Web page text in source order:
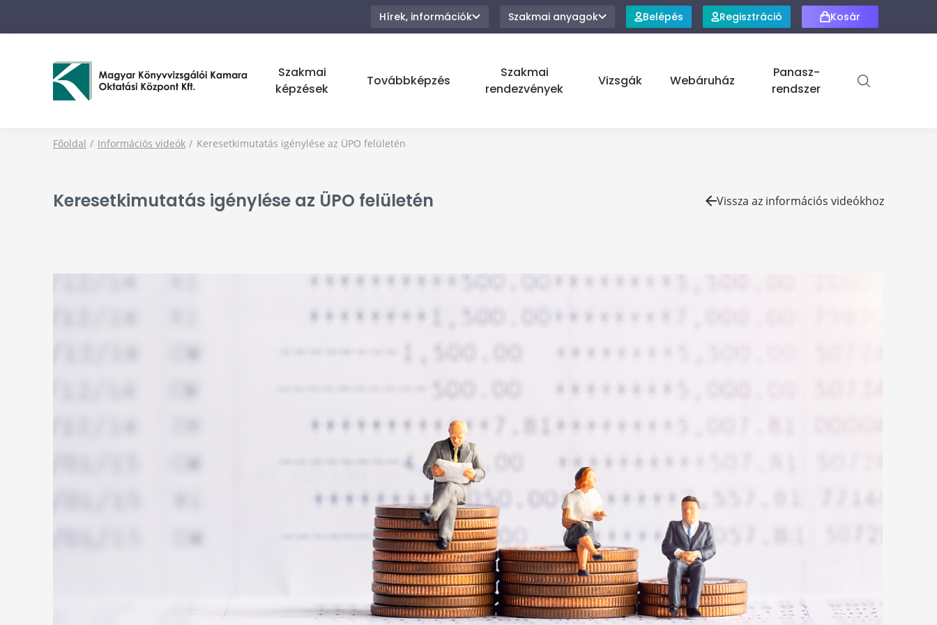
Hírek, információk Szakmai anyagok Belépés Regisztráció Kosár
Szakmai
képzések
Továbbképzés
Szakmai
rendezvények
Vizsgák Webáruház
Panasz-
rendszer
Főoldal Információs videók Keresetkimutatás igénylése az ÜPO felületén
Keresetkimutatás igénylése az ÜPO felületén Vissza az információs videókhoz